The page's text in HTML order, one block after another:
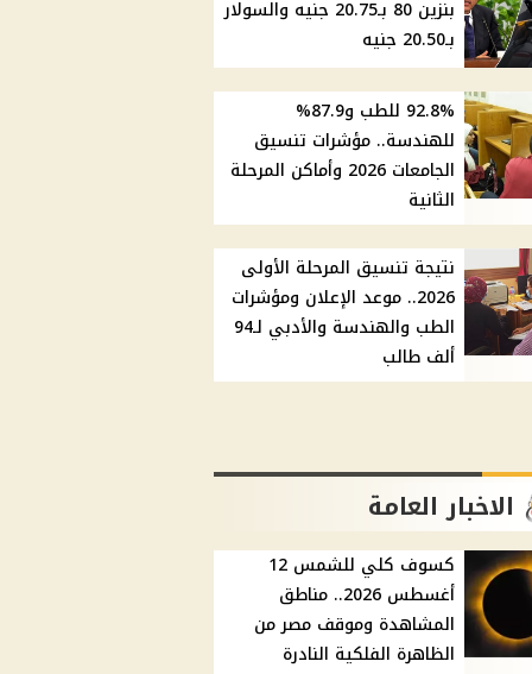
بنزين 80 بـ20.75 جنيه والسولار
بـ20.50 جنيه
92.8% للطب و87.9%
للهندسة.. مؤشرات تنسيق
الجامعات 2026 وأماكن المرحلة
الثانية
نتيجة تنسيق المرحلة الأولى
2026.. موعد الإعلان ومؤشرات
الطب والهندسة والأدبي لـ94
ألف طالب
الاخبار العامة
كسوف كلي للشمس 12
أغسطس 2026.. مناطق
المشاهدة وموقف مصر من
الظاهرة الفلكية النادرة